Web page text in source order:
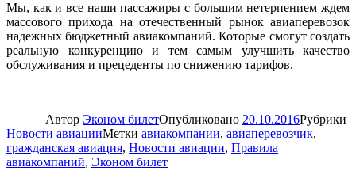
Мы, как и все наши пассажиры с большим нетерпением ждем
массового прихода на отечественный рынок авиаперевозок
надежных бюджетный авиакомпаний. Которые смогут создать
реальную конкуренцию и тем самым улучшить качество
обслуживания и прецеденты по снижению тарифов.
Автор Эконом билетОпубликовано 20.10.2016Рубрики
Новости авиацииМетки авиакомпании, авиаперевозчик,
гражданская авиация, Новости авиации, Правила
авиакомпаний, Эконом билет